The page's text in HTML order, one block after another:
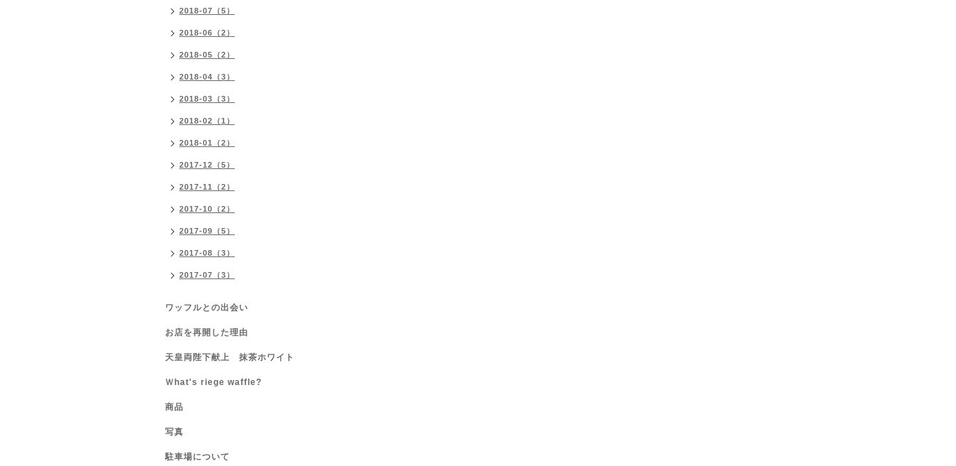
2018-07（5）
2018-06（2）
2018-05（2）
2018-04（3）
2018-03（3）
2018-02（1）
2018-01（2）
2017-12（5）
2017-11（2）
2017-10（2）
2017-09（5）
2017-08（3）
2017-07（3）
ワッフルとの出会い
お店を再開した理由
天皇両陛下献上 抹茶ホワイト
Ｗhat's riege waffle?
商品
写真
駐車場について